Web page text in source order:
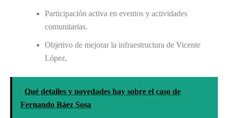
Participación activa en eventos y actividades
comunitarias.
Objetivo de mejorar la infraestructura de Vicente
López.
Qué detalles y novedades hay sobre el caso de
Fernando Báez Sosa